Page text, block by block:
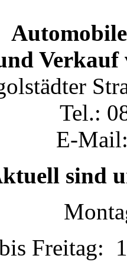
Verkauf
Tel.:
E-
sind
Freitag: